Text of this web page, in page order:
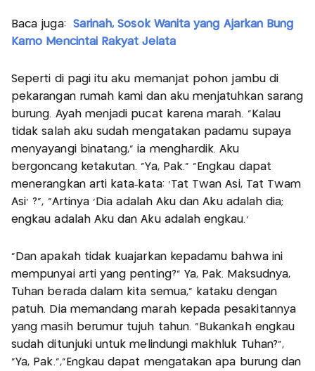
Baca juga: Sarinah, Sosok Wanita yang Ajarkan Bung
Karno Mencintai Rakyat Jelata
Seperti di pagi itu aku memanjat pohon jambu di
pekarangan rumah kami dan aku menjatuhkan sarang
burung. Ayah menjadi pucat karena marah. "Kalau
tidak salah aku sudah mengatakan padamu supaya
menyayangi binatang," ia menghardik. Aku
bergoncang ketakutan. "Ya, Pak." "Engkau dapat
menerangkan arti kata‐kata: 'Tat Twan Asi, Tat Twam
Asi' ?", "Artinya 'Dia adalah Aku dan Aku adalah dia;
engkau adalah Aku dan Aku adalah engkau.'
"Dan apakah tidak kuajarkan kepadamu bahwa ini
mempunyai arti yang penting?" Ya, Pak. Maksudnya,
Tuhan berada dalam kita semua," kataku dengan
patuh. Dia memandang marah kepada pesakitannya
yang masih berumur tujuh tahun. "Bukankah engkau
sudah ditunjuki untuk melindungi makhluk Tuhan?",
"Ya, Pak.","Engkau dapat mengatakan apa burung dan